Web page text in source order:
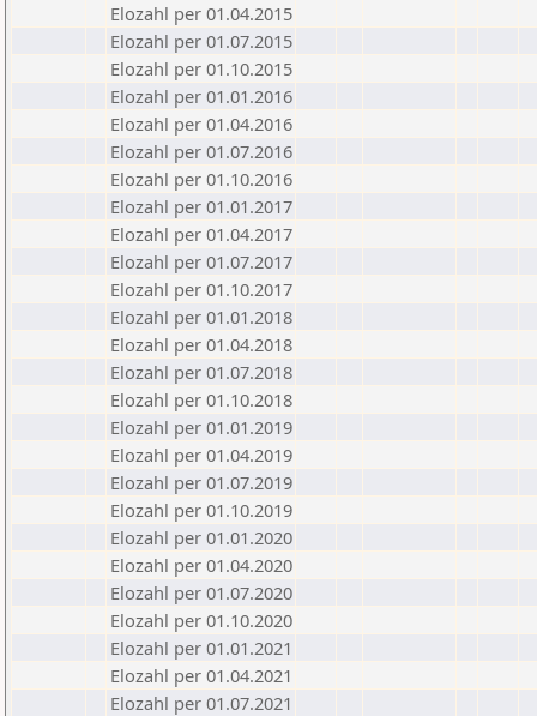
Elozahl per 01.04.2015
Elozahl per 01.07.2015
Elozahl per 01.10.2015
Elozahl per 01.01.2016
Elozahl per 01.04.2016
Elozahl per 01.07.2016
Elozahl per 01.10.2016
Elozahl per 01.01.2017
Elozahl per 01.04.2017
Elozahl per 01.07.2017
Elozahl per 01.10.2017
Elozahl per 01.01.2018
Elozahl per 01.04.2018
Elozahl per 01.07.2018
Elozahl per 01.10.2018
Elozahl per 01.01.2019
Elozahl per 01.04.2019
Elozahl per 01.07.2019
Elozahl per 01.10.2019
Elozahl per 01.01.2020
Elozahl per 01.04.2020
Elozahl per 01.07.2020
Elozahl per 01.10.2020
Elozahl per 01.01.2021
Elozahl per 01.04.2021
Elozahl per 01.07.2021